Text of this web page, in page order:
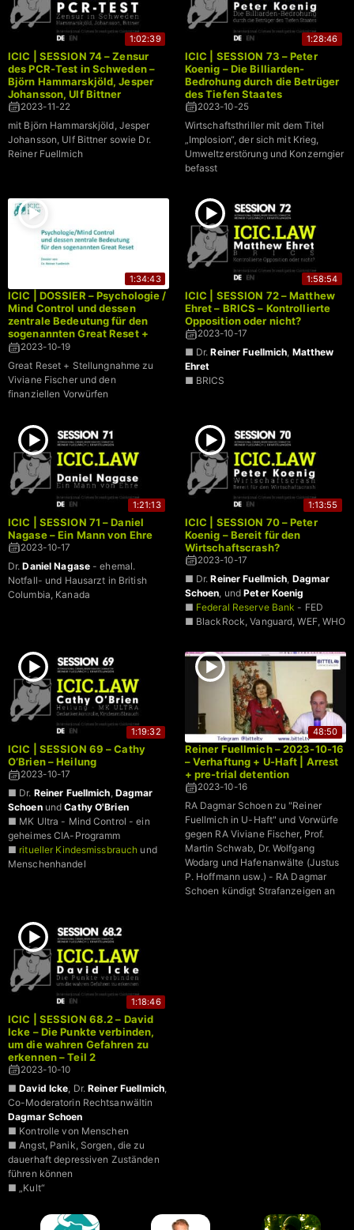
1:02:39
ICIC | SESSION 74 – Zensur
des PCR-Test in Schweden –
Björn Hammarskjöld, Jesper
Johansson, Ulf Bittner
2023-11-22
mit Björn Hammarskjöld, Jesper
Johansson, Ulf Bittner sowie Dr.
Reiner Fuellmich
1:28:46
ICIC | SESSION 73 – Peter
Koenig – Die Billiarden-
Bedrohung durch die Betrüger
des Tiefen Staates
2023-10-25
Wirtschaftsthriller mit dem Titel
„Implosion“, der sich mit Krieg,
Umweltzerstörung und Konzerngier
befasst
1:34:43
ICIC | DOSSIER – Psychologie /
Mind Control und dessen
zentrale Bedeutung für den
sogenannten Great Reset +
Stellungnahme zur Corona-
Ausschuss
Spendenproblematik Reiner
Fuellmich
2023-10-19
Great Reset + Stellungnahme zu
Viviane Fischer und den
finanziellen Vorwürfen
1:58:54
ICIC | SESSION 72 – Matthew
Ehret – BRICS – Kontrollierte
Opposition oder nicht?
2023-10-17
■ Dr.Reiner Fuellmich, Matthew
Ehret
■ BRICS
1:21:13
ICIC | SESSION 71 – Daniel
Nagase – Ein Mann von Ehre
2023-10-17
Dr.Daniel Nagase - ehemal.
Notfall- und Hausarzt in British
Columbia, Kanada
1:13:55
ICIC | SESSION 70 – Peter
Koenig – Bereit für den
Wirtschaftscrash?
2023-10-17
■ Dr.Reiner Fuellmich Dagmar
Schoen , undPeter Koenig
■ Federal Reserve Bank - FED
■ BlackRock, Vanguard, WEF, WHO
1:19:32
ICIC | SESSION 69 – Cathy
O’Brien – Heilung
2023-10-17
■ Dr. Reiner Fuellmich, Dagmar
SchoenundCathy O'Brien
■ MK Ultra - Mind Control - ein
geheimes CIA-Programm
■ ritueller Kindesmissbrauch und
Menschenhandel
48:50
Reiner Fuellmich – 2023-10-16
– Verhaftung + U-Haft | Arrest
+ pre-trial detention
2023-10-16
RA Dagmar Schoen zu "Reiner
Fuellmich in U-Haft" und Vorwürfe
gegen RA Viviane Fischer, Prof.
Martin Schwab, Dr. Wolfgang
Wodarg und Hafenanwälte (Justus
P. Hoffmann usw.) - RA Dagmar
Schoen kündigt Strafanzeigen an
1:18:46
ICIC | SESSION 68.2 – David
Icke – Die Punkte verbinden,
um die wahren Gefahren zu
erkennen – Teil 2
2023-10-10
■David Icke , Dr.Reiner Fuellmich,
Co-Moderatorin Rechtsanwältin
Dagmar Schoen
■ Kontrolle von Menschen
■ Angst, Panik, Sorgen, die zu
dauerhaft depressiven Zuständen
führen können
■ „Kult“